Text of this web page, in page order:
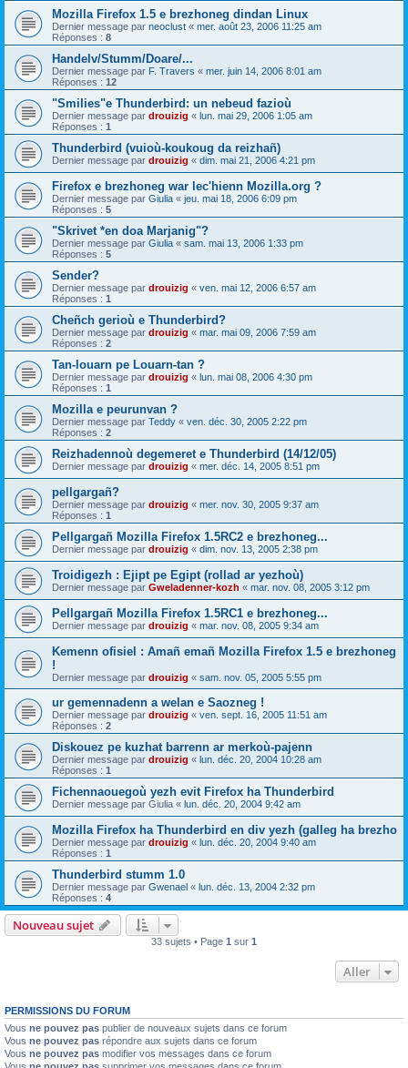
Mozilla Firefox 1.5 e brezhoneg dindan Linux
Dernier message par neoclust « mer. août 23, 2006 11:25 am
Réponses : 8
Handelv/Stumm/Doare/...
Dernier message par F. Travers « mer. juin 14, 2006 8:01 am
Réponses : 12
"Smilies"e Thunderbird: un nebeud fazioù
Dernier message par drouizig « lun. mai 29, 2006 1:05 am
Réponses : 1
Thunderbird (vuioù-koukoug da reizhañ)
Dernier message par drouizig « dim. mai 21, 2006 4:21 pm
Firefox e brezhoneg war lec'hienn Mozilla.org ?
Dernier message par Giulia « jeu. mai 18, 2006 6:09 pm
Réponses : 5
"Skrivet *en doa Marjanig"?
Dernier message par Giulia « sam. mai 13, 2006 1:33 pm
Réponses : 5
Sender?
Dernier message par drouizig « ven. mai 12, 2006 6:57 am
Réponses : 1
Cheñch gerioù e Thunderbird?
Dernier message par drouizig « mar. mai 09, 2006 7:59 am
Réponses : 2
Tan-louarn pe Louarn-tan ?
Dernier message par drouizig « lun. mai 08, 2006 4:30 pm
Réponses : 1
Mozilla e peurunvan ?
Dernier message par Teddy « ven. déc. 30, 2005 2:22 pm
Réponses : 2
Reizhadennoù degemeret e Thunderbird (14/12/05)
Dernier message par drouizig « mer. déc. 14, 2005 8:51 pm
pellgargañ?
Dernier message par drouizig « mer. nov. 30, 2005 9:37 am
Réponses : 1
Pellgargañ Mozilla Firefox 1.5RC2 e brezhoneg...
Dernier message par drouizig « dim. nov. 13, 2005 2:38 pm
Troidigezh : Ejipt pe Egipt (rollad ar yezhoù)
Dernier message par Gweladenner-kozh « mar. nov. 08, 2005 3:12 pm
Pellgargañ Mozilla Firefox 1.5RC1 e brezhoneg...
Dernier message par drouizig « mar. nov. 08, 2005 9:34 am
Kemenn ofisiel : Amañ emañ Mozilla Firefox 1.5 e brezhoneg
!
Dernier message par drouizig « sam. nov. 05, 2005 5:55 pm
ur gemennadenn a welan e Saozneg !
Dernier message par drouizig « ven. sept. 16, 2005 11:51 am
Réponses : 2
Diskouez pe kuzhat barrenn ar merkoù-pajenn
Dernier message par drouizig « lun. déc. 20, 2004 10:28 am
Réponses : 1
Fichennaouegoù yezh evit Firefox ha Thunderbird
Dernier message par Giulia « lun. déc. 20, 2004 9:42 am
Mozilla Firefox ha Thunderbird en div yezh (galleg ha brezho
Dernier message par drouizig « lun. déc. 20, 2004 9:40 am
Réponses : 1
Thunderbird stumm 1.0
Dernier message par Gwenael « lun. déc. 13, 2004 2:32 pm
Réponses : 4
Nouveau sujet
33 sujets • Page 1 sur 1
Aller
PERMISSIONS DU FORUM
Vous ne pouvez pas publier de nouveaux sujets dans ce forum
Vous ne pouvez pas répondre aux sujets dans ce forum
Vous ne pouvez pas modifier vos messages dans ce forum